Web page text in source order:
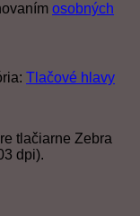
osobných
Tlačové hlavy
tlačiarne Zebra
dpi).